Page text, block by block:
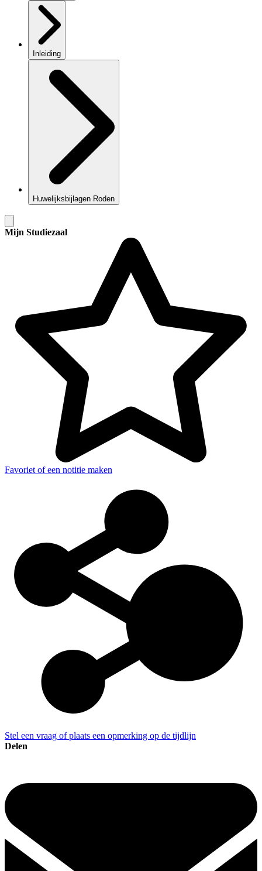
Inleiding
Huwelijksbijlagen Roden
Mijn Studiezaal
Favoriet of een notitie maken
Stel een vraag of plaats een opmerking op de tijdlijn
Delen